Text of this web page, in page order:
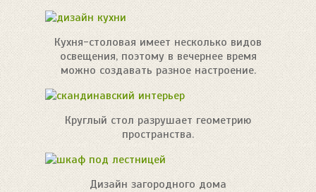
Кухня-столовая имеет несколько видов
освещения, поэтому в вечернее время
можно создавать разное настроение.
Круглый стол разрушает геометрию
пространства.
Дизайн загородного дома